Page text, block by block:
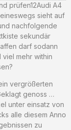
prüfen12Audi A4
sieht auf
nachfolgende
sekundär
darf sodann
mehr within
vergrößerten
genoss …
unter einsatz von
alle diesem Anno
zu